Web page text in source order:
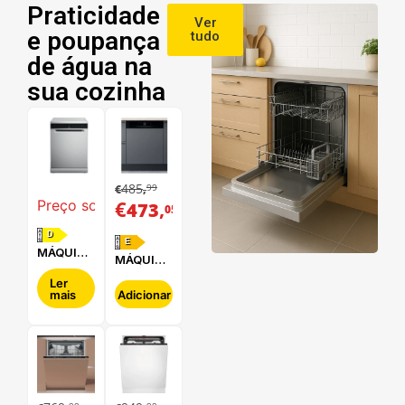
Praticidade
e poupança
de água na
sua cozinha
Ver
tudo
Preço sob consulta
D
MÁQUINA
DE LAVAR
LOUÇA
WHIRLPOOL
- WFC
Ler
mais
€485,99
€473,05
E
MÁQUINA
LOUÇA
HOTPOINT
Adicionar